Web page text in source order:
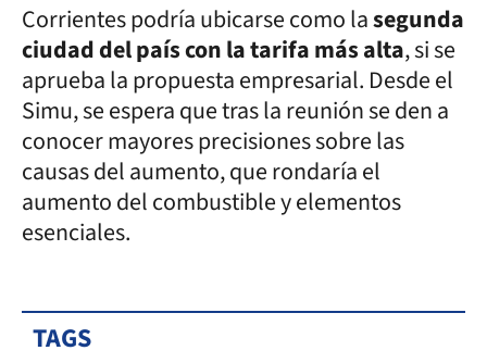
Corrientes podría ubicarse como lasegunda
ciudad del país con la tarifa más alta, si se
aprueba la propuesta empresarial. Desde el
Simu, se espera que tras la reunión se den a
conocer mayores precisiones sobre las
causas del aumento, que rondaría el
aumento del combustible y elementos
esenciales.
TAGS